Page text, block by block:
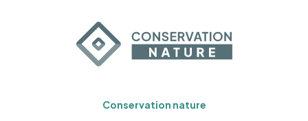
Conservation nature